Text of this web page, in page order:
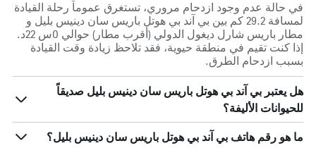
في حالة عدم وجود ازدحام مروري، تستغرق عموماً رحلة القيادة
لمسافة 29.2 كم بين بي آند بي هوتل باريس سان دينيس بليل و
مطار باريس شارل ديغول الدولي (أقرب مطار) حوالي 0س 22د.
إذا كنت تقيم في منطقة حيوية، فقد تلاحظ زيادة وقت القيادة
بسبب ازدحام الطرق.
هل يعتبر بي آند بي هوتل باريس سان دينيس بليل صديقاً
للحيوانات الأليفة؟
ما هو رقم هاتف بي آند بي هوتل باريس سان دينيس بليل؟